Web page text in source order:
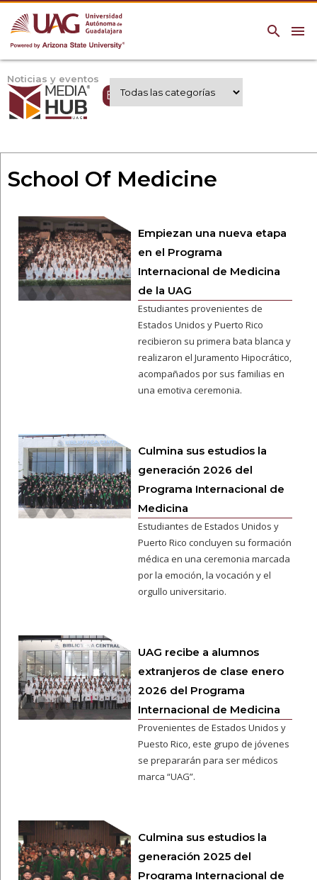
menu
search
Noticias y eventos
Expertos UAG
School Of Medicine
Empiezan una nueva etapa
en el Programa
Internacional de Medicina
de la UAG
Estudiantes provenientes de
Estados Unidos y Puerto Rico
recibieron su primera bata blanca y
realizaron el Juramento Hipocrático,
acompañados por sus familias en
una emotiva ceremonia.
Culmina sus estudios la
generación 2026 del
Programa Internacional de
Medicina
Estudiantes de Estados Unidos y
Puerto Rico concluyen su formación
médica en una ceremonia marcada
por la emoción, la vocación y el
orgullo universitario.
UAG recibe a alumnos
extranjeros de clase enero
2026 del Programa
Internacional de Medicina
Provenientes de Estados Unidos y
Puesto Rico, este grupo de jóvenes
se prepararán para ser médicos
marca “UAG”.
Culmina sus estudios la
generación 2025 del
Programa Internacional de